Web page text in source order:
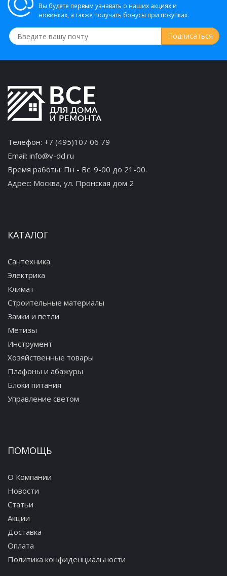
2 174 руб.
Вы будете первым узнавать о наших акциях и
новинках, а также получать бонусы при покупках.
Телефон: +7 (495)107 06 79
Email: info@v-dd.ru
Время работы: Пн - Вс. 9-00 до 21-00.
Адрес: Москва, ул. Пронская дом 2
КАТАЛОГ
Сантехника
Электрика
Климат
Строительные материалы
Замки и петли
Метизы
Инструмент
Хозяйственные товары
Плафоны и абажуры
Блоки питания
Управление светом
ПОМОЩЬ
О Компании
Новости
Статьи
Акции
Доставка
Оплата
Политика конфиденциальности